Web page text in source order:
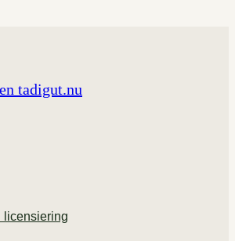
tadigut.nu
licensiering